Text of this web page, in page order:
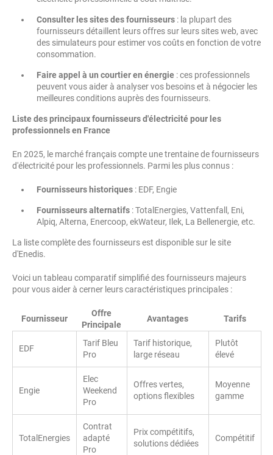
Consulter les sites des fournisseurs : la plupart des
fournisseurs détaillent leurs offres sur leurs sites web, avec
des simulateurs pour estimer vos coûts en fonction de votre
consommation.
Faire appel à un courtier en énergie : ces professionnels
peuvent vous aider à analyser vos besoins et à négocier les
meilleures conditions auprès des fournisseurs.
Liste des principaux fournisseurs d'électricité pour les
professionnels en France
En 2025, le marché français compte une trentaine de fournisseurs
d'électricité pour les professionnels. Parmi les plus connus :
Fournisseurs historiques : EDF, Engie
Fournisseurs alternatifs : TotalEnergies, Vattenfall, Eni,
Alpiq, Alterna, Enercoop, ekWateur, Ilek, La Bellenergie, etc.
La liste complète des fournisseurs est disponible sur le site
d'Enedis.
Voici un tableau comparatif simplifié des fournisseurs majeurs
pour vous aider à cerner leurs caractéristiques principales :
Fournisseur
Offre
Principale
Avantages Tarifs
EDF
Tarif Bleu
Pro
Tarif historique,
large réseau
Plutôt
élevé
Engie
Elec
Weekend
Pro
Offres vertes,
options flexibles
Moyenne
gamme
TotalEnergies
Contrat
adapté
Pro
Prix compétitifs,
solutions dédiées
Compétitif